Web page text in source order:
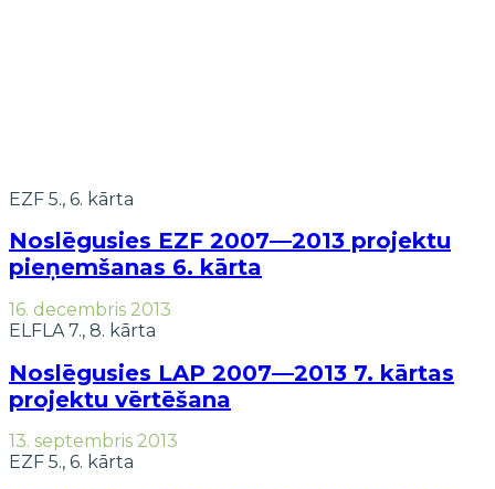
EZF 5., 6. kārta
Noslēgusies EZF 2007—2013 projektu
pieņemšanas 6. kārta
16. decembris 2013
ELFLA 7., 8. kārta
Noslēgusies LAP 2007—2013 7. kārtas
projektu vērtēšana
13. septembris 2013
EZF 5., 6. kārta